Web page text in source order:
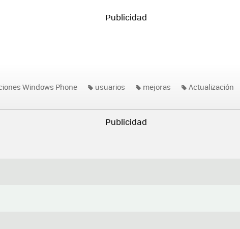
Windows Phone usuarios mejoras Actualización